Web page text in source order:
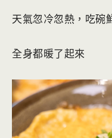
天氣忽冷忽熱，吃碗
全身都暖了起來